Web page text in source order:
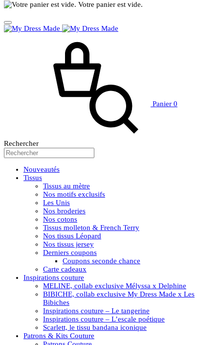
Votre panier est vide.
Panier 0
Rechercher
Nouveautés
Tissus
Tissus au mètre
Nos motifs exclusifs
Les Unis
Nos broderies
Nos cotons
Tissus molleton & French Terry
Nos tissus Léopard
Nos tissus jersey
Derniers coupons
Coupons seconde chance
Carte cadeaux
Inspirations couture
MELINE, collab exclusive Mélyssa x Delphine
BIBICHE, collab exclusive My Dress Made x Les
Bibiches
Inspirations couture – Le tangerine
Inspirations couture – L’escale poétique
Scarlett, le tissu bandana iconique
Patrons & Kits Couture